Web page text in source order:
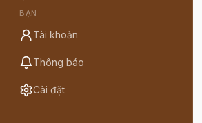
BẠN
Tài khoản
Thông báo
Cài đặt